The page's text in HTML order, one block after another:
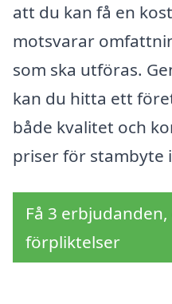
att du kan få en
motsvarar
som ska utföras.
kan du hitta ett
både kvalitet och
priser för stambyte
Få 3
förpliktelser